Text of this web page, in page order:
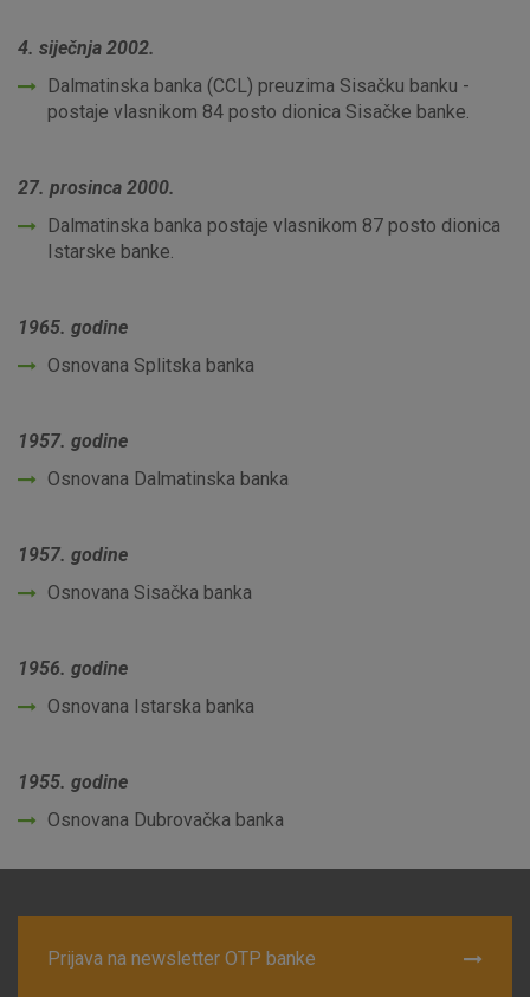
4. siječnja 2002.
Dalmatinska banka (CCL) preuzima Sisačku banku -
postaje vlasnikom 84 posto dionica Sisačke banke.
27. prosinca 2000.
Dalmatinska banka postaje vlasnikom 87 posto dionica
Istarske banke.
1965. godine
Osnovana Splitska banka
1957. godine
Osnovana Dalmatinska banka
1957. godine
Osnovana Sisačka banka
1956. godine
Osnovana Istarska banka
1955. godine
Osnovana Dubrovačka banka
Prijava na newsletter OTP banke
Detaljnije informacije o kolačićima